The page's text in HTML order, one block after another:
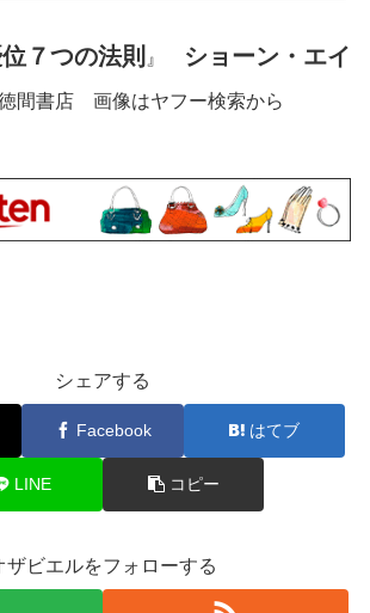
７つの法則 』
ショーン・エイ
書店 画像はヤフー検索から
シェアする
Facebook はてブ
LINE コピー
ザビエルをフォローする